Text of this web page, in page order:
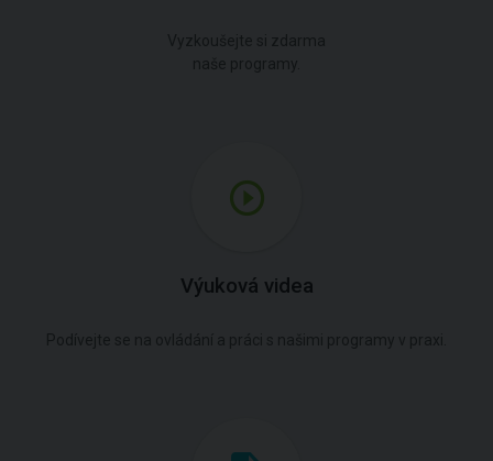
Výuková videa